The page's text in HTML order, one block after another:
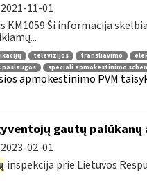
2021-11-01
KM1059 Ši informacija
televizijos transliavimo
speciali apmokestinimo
apmokestinimo PVM
gautų
2023-02-01
inspekcija prie Lietuvos